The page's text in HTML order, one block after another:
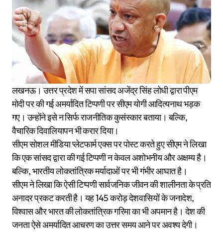
लखनऊ। उत्तर प्रदेश में सपा सांसद अजेंद्र सिंह लोधी द्वारा पीएम
मोदी पर की गई अमर्यादित टिप्पणी पर सीएम योगी आदित्यनाथ भड़क
गए। उन्होंने इसे न सिर्फ राजनीतिक कुसंस्कार बताया। बल्कि,
वैचारिक दिवालियापन भी करार दिया।
सीएम सोशल मीडिया प्लेटफार्म एक्स पर पोस्ट करते हुए सीएम ने लिखा
कि एक सांसद द्वारा की गई टिप्पणी न केवल अशोभनीय और अक्षम्य है।
बल्कि, भारतीय लोकतांत्रिक मर्यादाओं पर भी गंभीर आघात है।
सीएम ने लिखा कि ऐसी टिप्पणी सार्वजनिक जीवन की शालीनता के प्रति
अनादर प्रकट करती है। यह 145 करोड़ देशवासियों के जनादेश,
विश्वास और भारत की लोकतांत्रिक गरिमा का भी अपमान है। देश की
जनता ऐसे अमर्यादित आचरण का उत्तर समय आने पर अवश्य देगी।